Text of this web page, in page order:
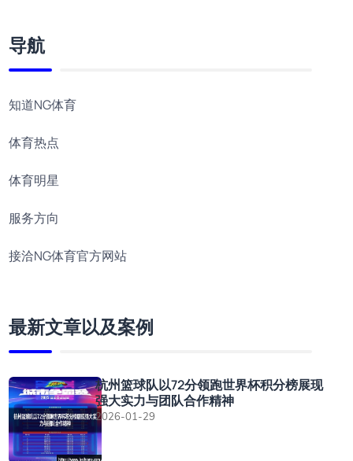
导航
知道NG体育
体育热点
体育明星
服务方向
接洽NG体育官方网站
最新文章以及案例
杭州篮球队以72分领跑世界杯积分榜展现
强大实力与团队合作精神
2026-01-29